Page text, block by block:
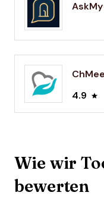
4.9
Wie wir
bewerten